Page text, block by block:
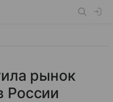
рынок
России